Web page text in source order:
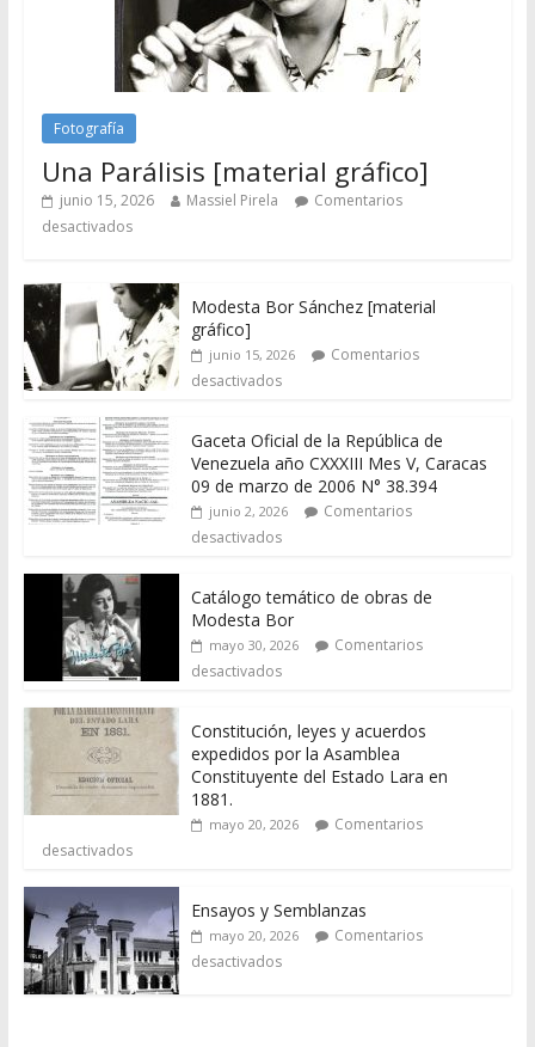
Fotografía
Una Parálisis [material gráfico]
junio 15, 2026 Massiel Pirela
Comentarios
desactivados
Modesta Bor Sánchez [material
gráfico]
junio 15, 2026
Comentarios
desactivados
Gaceta Oficial de la República de
Venezuela año CXXXIII Mes V, Caracas
09 de marzo de 2006 N° 38.394
junio 2, 2026
Comentarios
desactivados
Catálogo temático de obras de
Modesta Bor
mayo 30, 2026
Comentarios
desactivados
Constitución, leyes y acuerdos
expedidos por la Asamblea
Constituyente del Estado Lara en
1881.
mayo 20, 2026
Comentarios
desactivados
Ensayos y Semblanzas
mayo 20, 2026
Comentarios
desactivados